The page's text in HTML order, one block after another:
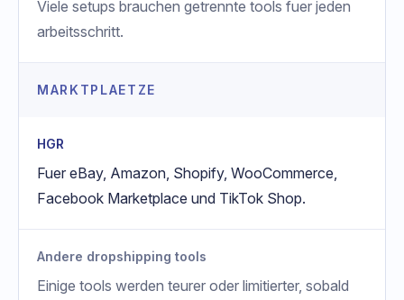
Viele setups brauchen getrennte tools fuer jeden
arbeitsschritt.
MARKTPLAETZE
HGR
Fuer eBay, Amazon, Shopify, WooCommerce,
Facebook Marketplace und TikTok Shop.
Andere dropshipping tools
Einige tools werden teurer oder limitierter, sobald